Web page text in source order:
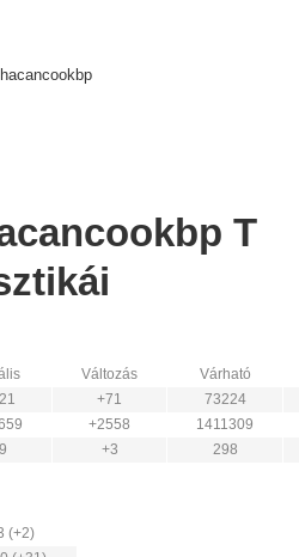
T
Változás
Várható
+71
73224
+2558
1411309
+3 298
(+2)